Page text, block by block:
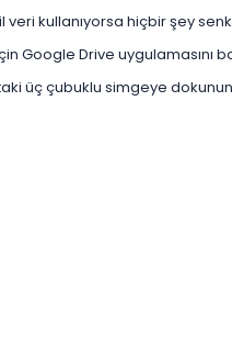
kullanıyorsa hiçbir şey
Google Drive uygulamasını
üç çubuklu simgeye